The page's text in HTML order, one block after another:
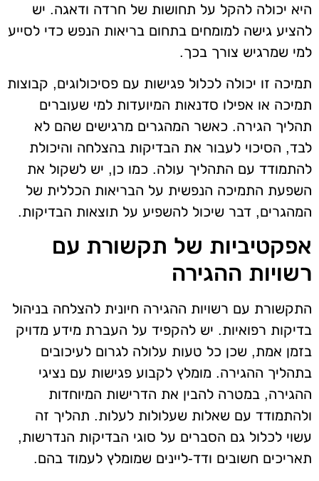
היא יכולה להקל על תחושות של חרדה ודאגה. יש
להציע גישה למומחים בתחום בריאות הנפש כדי לסייע
למי שמרגיש צורך בכך.
תמיכה זו יכולה לכלול פגישות עם פסיכולוגים, קבוצות
תמיכה או אפילו סדנאות המיועדות למי שעוברים
תהליך הגירה. כאשר המהגרים מרגישים שהם לא
לבד, הסיכוי לעבור את הבדיקות בהצלחה והיכולת
להתמודד עם התהליך עולה. כמו כן, יש לשקול את
השפעת התמיכה הנפשית על הבריאות הכללית של
המהגרים, דבר שיכול להשפיע על תוצאות הבדיקות.
אפקטיביות של תקשורת עם
רשויות ההגירה
התקשורת עם רשויות ההגירה חיונית להצלחה בניהול
בדיקות רפואיות. יש להקפיד על העברת מידע מדויק
בזמן אמת, שכן כל טעות עלולה לגרום לעיכובים
בתהליך ההגירה. מומלץ לקבוע פגישות עם נציגי
ההגירה, במטרה להבין את הדרישות המיוחדות
ולהתמודד עם שאלות שעלולות לעלות. תהליך זה
עשוי לכלול גם הסברים על סוגי הבדיקות הנדרשות,
תאריכים חשובים ודד-ליינים שמומלץ לעמוד בהם.